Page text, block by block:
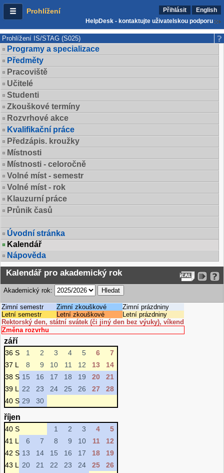
Prohlížení Přihlásit
English
HelpDesk - kontaktujte uživatelskou podporu
Prohlížení IS/STAG (S025)
Programy a specializace
Předměty
Pracoviště
Učitelé
Studenti
Zkouškové termíny
Rozvrhové akce
Kvalifikační práce
Předzápis. kroužky
Místnosti
Místnosti - celoročně
Volné míst - semestr
Volné míst - rok
Klauzurní práce
Průnik časů
Úvodní stránka
Kalendář
Nápověda
Kalendář pro akademický rok
Akademický rok:
Zimní semestr Zimní zkouškové
Zimní prázdniny
Letní semestr
Letní zkouškové
Letní prázdniny
Rektorský den, státní svátek (či jiný den bez výuky), víkend
Změna rozvrhu
září
36 S 1 2 3 4 5 6
7
37 L
8 9 10 11 12 13
14
38 S 15 16 17 18 19 20
21
39 L
22 23 24 25 26 27
28
40 S 29 30
říjen
40 S 1 2 3 4
5
41 L
6 7 8 9 10 11
12
42 S 13 14 15 16 17 18
19
43 L
20 21 22 23 24 25
26